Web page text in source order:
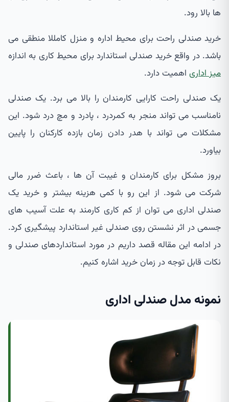
ها بالا رود.
خرید صندلی راحت برای محیط اداره و منزل کامللا منطقی می
باشد. در واقع خرید صندلی استاندارد برای محیط کاری به اندازه
میز اداری اهمیت دارد.
یک صندلی راحت کارایی کارمندان را بالا می برد. یک صندلی
نامناسب می تواند منجر به کمردرد ، پادرد و مچ درد شود. این
مشکلات می تواند با هدر دادن زمان بازده کارکنان را پایین
بیاورد.
بروز مشکل برای کارمندان و غیبت آن ها ، باعث ضرر مالی
شرکت می شود. از این رو با کمی هزینه بیشتر و خرید یک
صندلی اداری می توان از کم کاری کارمند به علت آسیب های
جسمی در اثر نشستن روی صندلی غیر استاندارد پیشگیری کرد.
در ادامه این مقاله قصد داریم در مورد استانداردهای صندلی و
نکات قابل توجه در زمان خرید اشاره کنیم.
نمونه مدل صندلی اداری